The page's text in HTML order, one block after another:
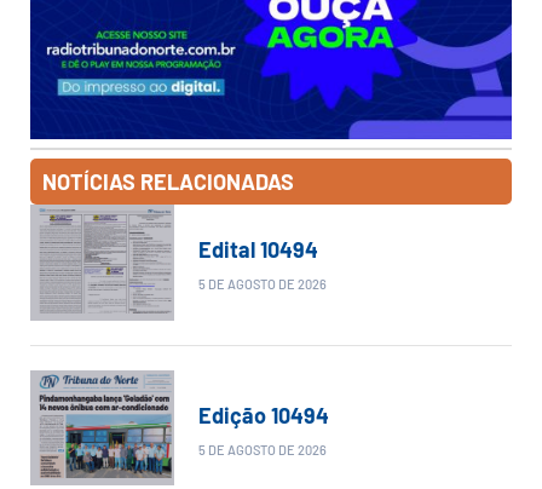
NOTÍCIAS RELACIONADAS
Edital 10494
5 DE AGOSTO DE 2026
Edição 10494
5 DE AGOSTO DE 2026